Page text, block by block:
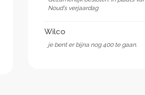
Noud's verjaardag
Wilco
je bent er bijna nog 400 te gaan.